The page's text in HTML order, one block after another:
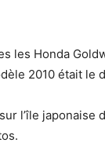
les Honda
2010 était
l’île japonaise